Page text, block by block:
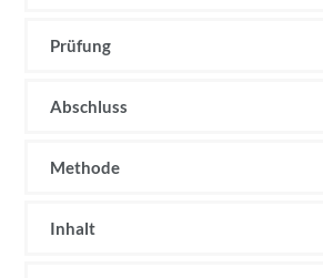
Prüfung
Abschluss
Methode
Inhalt